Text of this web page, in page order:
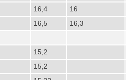
16,4
16
16,5
16,3
15,2
15,2